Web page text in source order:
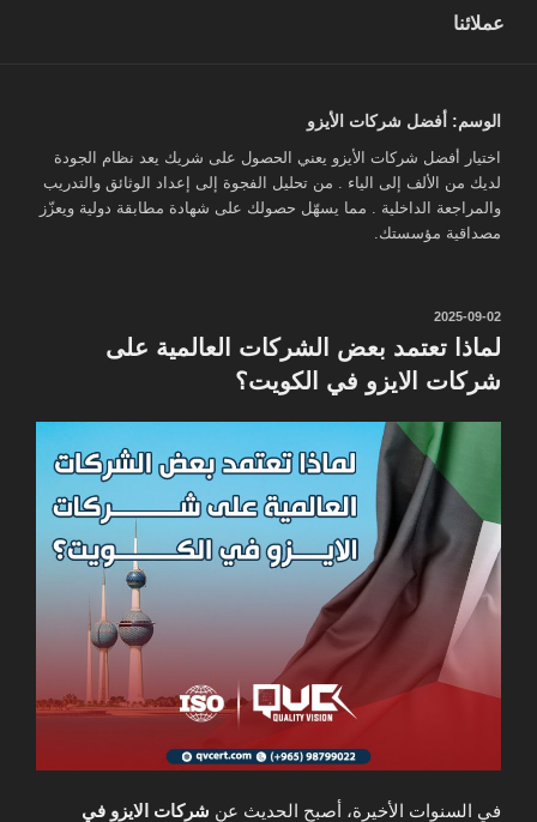
عملائنا
الوسم: أفضل شركات الأيزو
اختيار أفضل شركات الأيزو يعني الحصول على شريك يعد نظام الجودة
لديك من الألف إلى الياء . من تحليل الفجوة إلى إعداد الوثائق والتدريب
والمراجعة الداخلية . مما يسهّل حصولك على شهادة مطابقة دولية ويعزّز
مصداقية مؤسستك.
نُشر
في
2025-09-02
لماذا تعتمد بعض الشركات العالمية على
شركات الايزو في الكويت؟
في السنوات الأخيرة، أصبح الحديث عن شركات الايزو في